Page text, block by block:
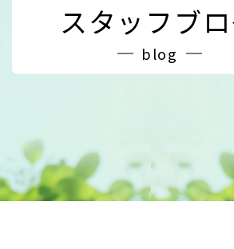
スタッフブ
blog